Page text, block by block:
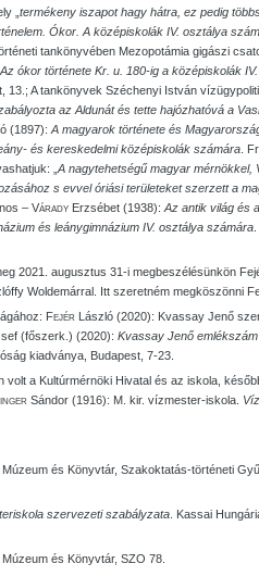
„ termékeny iszapot hagy hátra, ez pedig
Ókor. A középiskolák IV. osztálya
tankönyvében Mezopotámia gigászi
Az ókor története Kr. u. 180-ig a középiskolák
13.; A tankönyvek Széchenyi István
az Aldunát és tette hajózhatóvá a
(1897): A magyarok története és
és kereskedelmi középiskolák számára .
„ A nagytehetségű magyar mérnökkel,
s evvel óriási területeket szerzett a
– Várady Erzsébet (1938): Az antik világ és
és leánygimnázium IV. osztálya számára
2021. augusztus 31-i megbeszélésünkön
Woldemárral. Itt szeretném megköszönni
Fejér László (2020): Kvassay Jenő
(főszerk.) (2020): Kvassay Jenő
kiadványa, Budapest, 7-23.
volt a Kultúrmérnöki Hivatal és az iskola,
Sándor (1916): M. kir. vízmester-iskola.
és Könyvtár, Szakoktatás-történeti
szervezeti szabályzata . Kassai
és Könyvtár, SZO 78.